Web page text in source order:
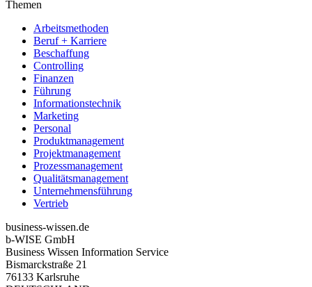
Themen
Arbeitsmethoden
Beruf + Karriere
Beschaffung
Controlling
Finanzen
Führung
Informationstechnik
Marketing
Personal
Produktmanagement
Projektmanagement
Prozessmanagement
Qualitätsmanagement
Unternehmensführung
Vertrieb
business-wissen.de
b-WISE GmbH
Business Wissen Information Service
Bismarckstraße 21
76133 Karlsruhe